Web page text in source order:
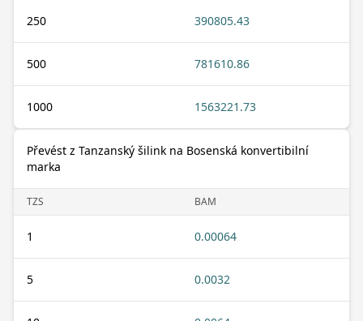
250 390805.43
500 781610.86
1000 1563221.73
Převést z Tanzanský šilink na Bosenská konvertibilní
marka
TZS BAM
1 0.00064
5 0.0032